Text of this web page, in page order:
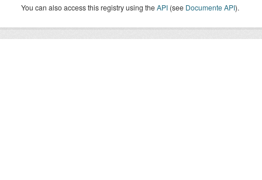
You can also access this registry using theAPI (see Documente API).